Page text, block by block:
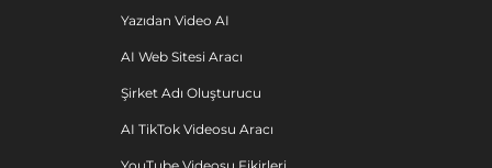
Yazıdan Video AI
AI Web Sitesi Aracı
Şirket Adı Oluşturucu
AI TikTok Videosu Aracı